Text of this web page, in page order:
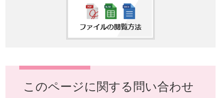
このページに関する問い合わせ